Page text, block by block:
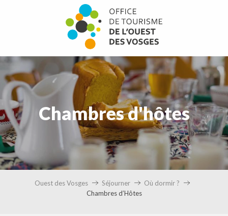
Chambres d'hôtes
Ouest des Vosges Séjourner
Où dormir ?
Chambres d’Hôtes